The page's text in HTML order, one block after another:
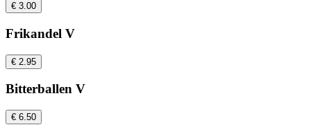
€ 3.00
Frikandel V
€ 2.95
Bitterballen V
€ 6.50